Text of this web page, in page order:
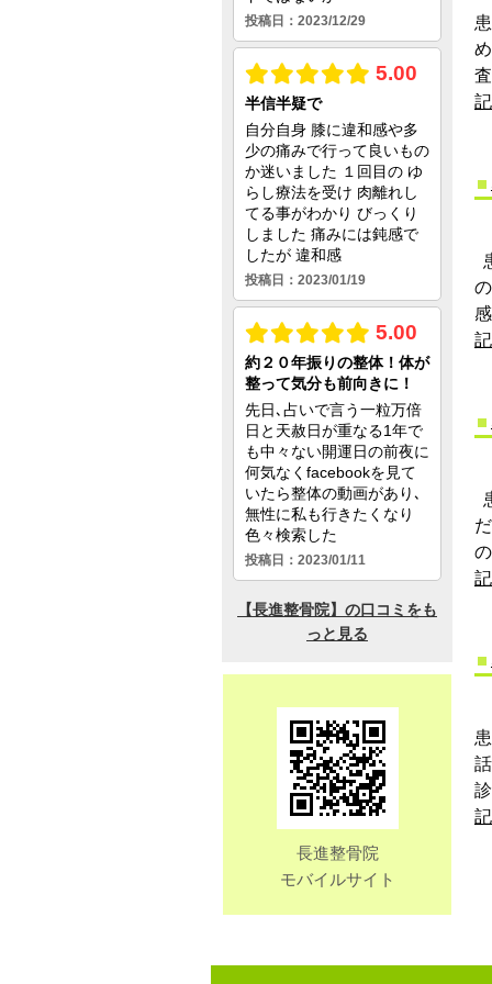
長進整骨院
モバイルサイト